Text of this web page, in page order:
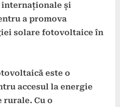
și
a promova
solare fotovoltaice în
este o
accesul la energie
rurale. Cu o